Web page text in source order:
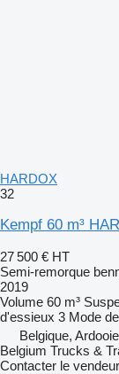
HARDOX
32
Kempf 60 m³
27 500 € HT
Semi-remorque
2019
Volume 60 m³
d'essieux 3 Mode
Belgique, Ardooie
Belgium Trucks &
Contacter le vendeur